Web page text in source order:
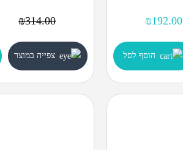
₪192.00
הוסף לסל
₪314.00
צפייה במוצר